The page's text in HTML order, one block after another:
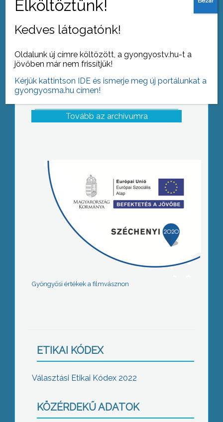
Tovább az archívumra
Gyöngyösi értékek a filmvásznon
ETIKAI KÓDEX
Választási Etikai Kódex 2022
KÖZÉRDEKŰ ADATOK
Kedves látogatónk!
Oldalunk új címre költözött, a gyongyostv.hu-t a
jövőben már nem frissítjük!
Kérjük kattintson IDE és ismerje meg új portálunkat a
gyongyosma.hu címen!